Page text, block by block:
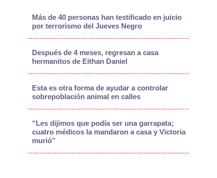
Más de 40 personas han testificado en juicio
por terrorismo del Jueves Negro
Después de 4 meses, regresan a casa
hermanitos de Eithan Daniel
Esta es otra forma de ayudar a controlar
sobrepoblación animal en calles
“Les dijimos que podía ser una garrapata;
cuatro médicos la mandaron a casa y Victoria
murió”